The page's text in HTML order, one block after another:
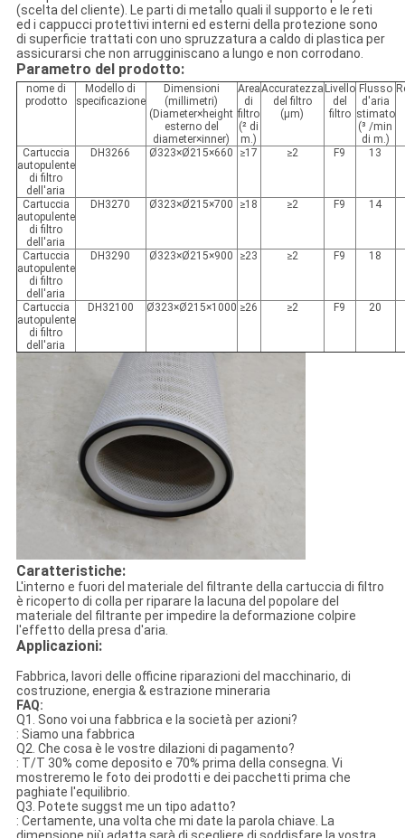
(scelta del cliente). Le parti di metallo quali il supporto e le reti
ed i cappucci protettivi interni ed esterni della protezione sono
di superficie trattati con uno spruzzatura a caldo di plastica per
assicurarsi che non arrugginiscano a lungo e non corrodano.
Parametro del prodotto:
nome di
prodotto
Modello di
specificazione
Dimensioni
(millimetri)
(Diameter×height
esterno del
diameter×inner)
Area
di
filtro
(² di
m.)
Accuratezza
del filtro
(μm)
Livello
del
filtro
Flusso
d'aria
stimato
(³ /min
di m.)
Cartuccia
autopulente
di filtro
dell'aria
DH3266 Ø323×Ø215×660 ≥17 ≥2 F9 13
Cartuccia
autopulente
di filtro
dell'aria
DH3270 Ø323×Ø215×700 ≥18 ≥2 F9 14
Cartuccia
autopulente
di filtro
dell'aria
DH3290 Ø323×Ø215×900 ≥23 ≥2 F9 18
Cartuccia
autopulente
di filtro
dell'aria
DH32100 Ø323×Ø215×1000 ≥26 ≥2 F9 20
Caratteristiche:
L'interno e fuori del materiale del filtrante della cartuccia di filtro
è ricoperto di colla per riparare la lacuna del popolare del
materiale del filtrante per impedire la deformazione colpire
l'effetto della presa d'aria.
Applicazioni:
Fabbrica, lavori delle officine riparazioni del macchinario, di
costruzione, energia & estrazione mineraria
FAQ:
Q1. Sono voi una fabbrica e la società per azioni?
: Siamo una fabbrica
Q2. Che cosa è le vostre dilazioni di pagamento?
: T/T 30% come deposito e 70% prima della consegna. Vi
mostreremo le foto dei prodotti e dei pacchetti prima che
paghiate l'equilibrio.
Q3. Potete suggst me un tipo adatto?
: Certamente, una volta che mi date la parola chiave. La
dimensione più adatta sarà di scegliere di soddisfare la vostra